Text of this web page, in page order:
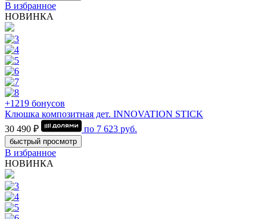
В избранное
НОВИНКА
+1219 бонусов
Клюшка композитная дет. INNOVATION STICK
30 490 ₽
по 7 623 руб.
быстрый просмотр
В избранное
НОВИНКА